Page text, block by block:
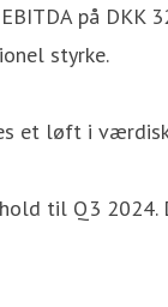
på DKK
styrke.
et løft i
til Q3